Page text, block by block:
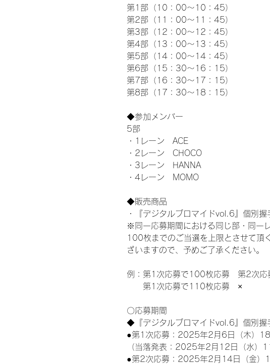
第1部（10：00～10：45）
第2部（11：00～11：45）
第3部（12：00～12：45）
第4部（13：00～13：45）
第5部（14：00～14：45）
第6部（15：30～16：15）
第7部（16：30～17：15）
第8部（17：30～18：15）
◆参加メンバー
5部
・1レーン　ACE
・2レーン　CHOCO
・3レーン　HANNA
・4レーン　MOMO
◆販売商品
・『デジタルブロマイドvol.6』個別
※同一応募期間における同じ部・同一
100枚までのご当選を上限とさせて頂
ざいますので、予めご了承ください。
例：第1次応募で100枚応募　第2次
第1次応募で110枚応募　×
〇応募期間
◆『デジタルブロマイドvol.6』個別握
●第1次応募：2025年2月6日（木）
（当落発表：2025年2月12日（水）
●第2次応募：2025年2月14日（金